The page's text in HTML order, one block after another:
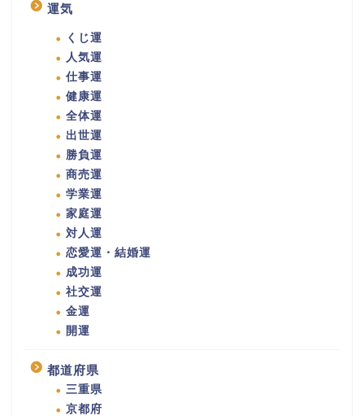
運気
くじ運
人気運
仕事運
健康運
全体運
出世運
勝負運
商売運
学業運
家庭運
対人運
恋愛運・結婚運
成功運
社交運
金運
開運
都道府県
三重県
京都府